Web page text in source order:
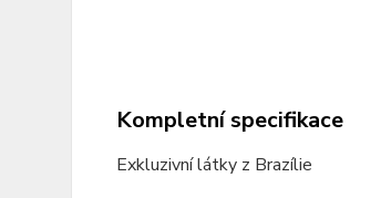
Kompletní specifikace
Exkluzivní látky z Brazílie